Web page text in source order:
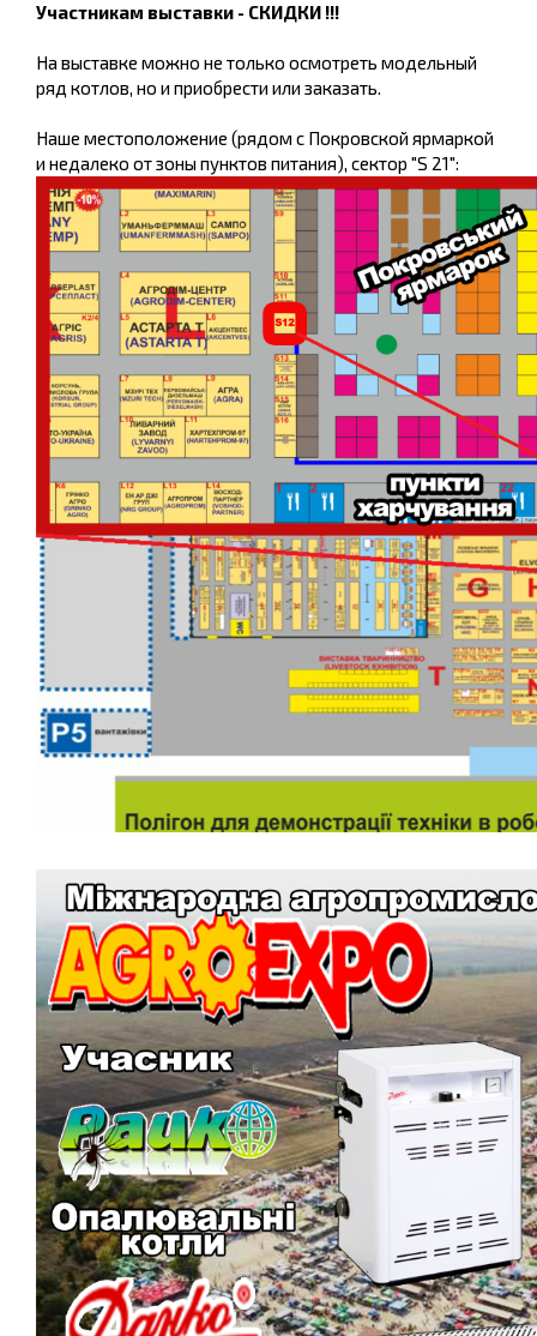
Участникам выставки - СКИДКИ !!!
На выставке можно не только осмотреть модельный
ряд котлов, но и приобрести или заказать.
Наше местоположение (рядом с Покровской ярмаркой
и недалеко от зоны пунктов питания), сектор "S 21":